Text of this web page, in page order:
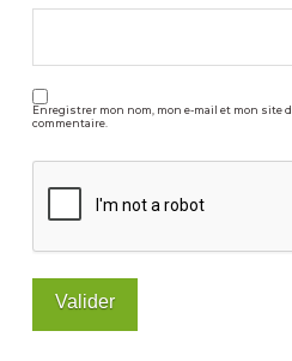
Enregistrer mon nom, mon e-mail et mon site
commentaire.